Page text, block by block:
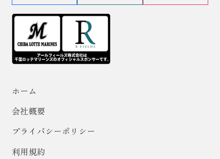
ホーム
会社概要
プライバシーポリシー
利用規約